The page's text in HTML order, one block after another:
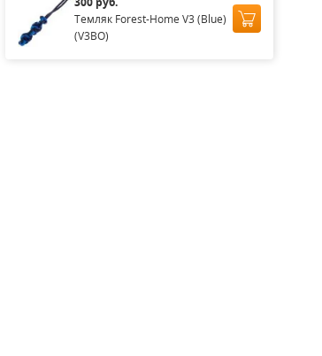
Темляк Forest-Home V3 (Blue)
(V3BO)